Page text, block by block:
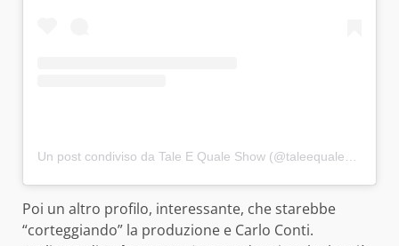
Un post condiviso da Tale E Quale Show (@taleequaleshow)
Poi un altro profilo, interessante, che starebbe
“corteggiando” la produzione e Carlo Conti.